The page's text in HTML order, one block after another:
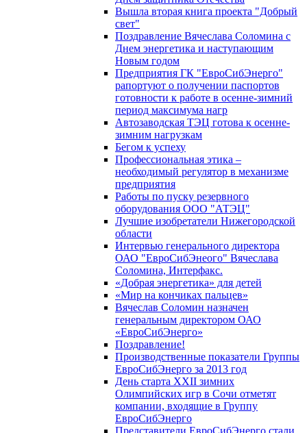
Вышла вторая книга проекта "Добрый
свет"
Поздравление Вячеслава Соломина с
Днем энергетика и наступающим
Новым годом
Предприятия ГК "ЕвроСибЭнерго"
рапортуют о получении паспортов
готовности к работе в осенне-зимний
период максимума нагр
Автозаводская ТЭЦ готова к осенне-
зимним нагрузкам
Бегом к успеху
Профессиональная этика –
необходимый регулятор в механизме
предприятия
Работы по пуску резервного
оборудования ООО "АТЭЦ"
Лучшие изобретатели Нижегородской
области
Интервью генерального директора
ОАО "ЕвроСибЭнеого" Вячеслава
Соломина, Интерфакс.
«Добрая энергетика» для детей
«Мир на кончиках пальцев»
Вячеслав Соломин назначен
генеральным директором ОАО
«ЕвроСибЭнерго»
Поздравление!
Производственные показатели Группы
ЕвроСибЭнерго за 2013 год
День старта XXII зимних
Олимпийских игр в Сочи отметят
компании, входящие в Группу
ЕвроСибЭнерго